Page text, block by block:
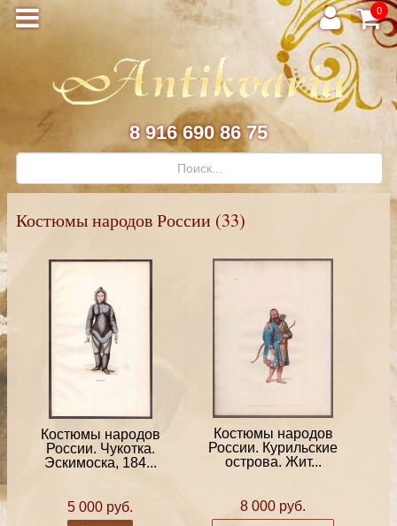
0
8 916 690 86 75
Костюмы народов России (33)
Костюмы народов
России. Чукотка.
Эскимоска, 184...
5 000 руб.
Костюмы народов
России. Курильские
острова. Жит...
8 000 руб.